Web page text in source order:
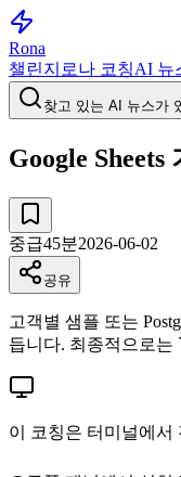
Rona
챌린지 로나 코칭AI 뉴
찾고 있는 AI 뉴스가
Google Sheets
중급45분2026-06-02
공유
고객별 샘플 또는
듭니다. 최종적으로는
이 코칭은 터미널에서